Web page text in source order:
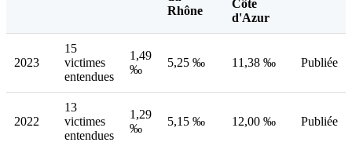
Rhône
Côte
d'Azur
2023
15
victimes
entendues
1,49
‰
5,25 ‰ 11,38 ‰ Publiée
2022
13
victimes
entendues
1,29
‰
5,15 ‰ 12,00 ‰ Publiée